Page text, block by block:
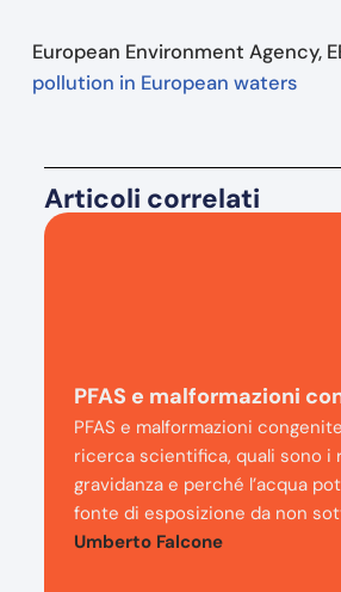
European Environment Agency,
pollution in European waters
Articoli correlati
PFAS e malformazioni
PFAS e malformazioni
ricerca scientifica, quali sono i
gravidanza e perché l’acqua
fonte di esposizione da non
Umberto Falcone